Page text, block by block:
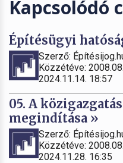
Kapcsolódó
Építésügyi
Szerző:
Közzétéve:
2024.11.14. 18:57
05. A
megindítása »
Szerző:
Közzétéve:
2024.11.28. 16:35